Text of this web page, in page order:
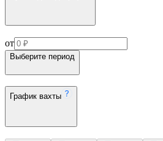
от
Выберите период
График вахты